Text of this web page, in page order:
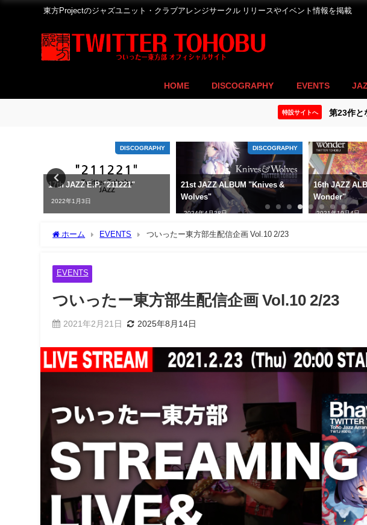
東方Projectのジャズユニット・クラブアレンジサークル リリースやイベント情報を掲載
HOME DISCOGRAPHY EVENTS
特設サイトへ 第23作と
DISCOGRAPHY
17th JAZZ E.P. "211221"
2022年1月3日
DISCOGRAPHY
21st JAZZ ALBUM "Knives &
Wolves"
2024年4月28日
16th JAZZ
Wonder"
2021年10月4日
ホーム EVENTS ついったー東方部生配信企画 Vol.10 2/23
EVENTS
ついったー東方部生配信企画 Vol.10 2/23
2021年2月21日 2025年8月14日